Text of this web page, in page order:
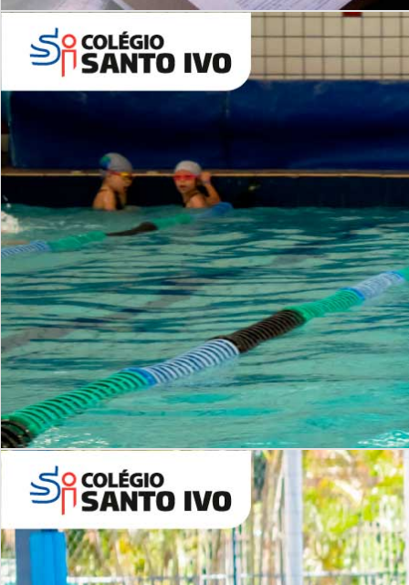
Leituras Literárias
Período Integral | Saiba mais
ALUNOS NOVOS
Entre em Contato
INSTITUCIONAL